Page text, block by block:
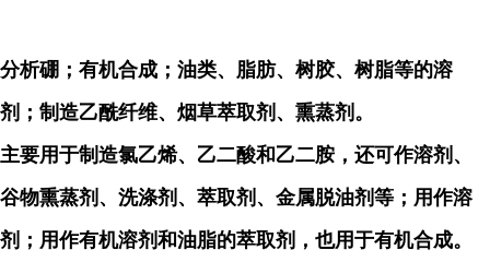
分析硼；有机合成；油类、脂肪、树胶、树脂等的溶
剂；制造乙酰纤维、烟草萃取剂、熏蒸剂。
主要用于制造氯乙烯、乙二酸和乙二胺，还可作溶剂、
谷物熏蒸剂、洗涤剂、萃取剂、金属脱油剂等；用作溶
剂；用作有机溶剂和油脂的萃取剂，也用于有机合成。